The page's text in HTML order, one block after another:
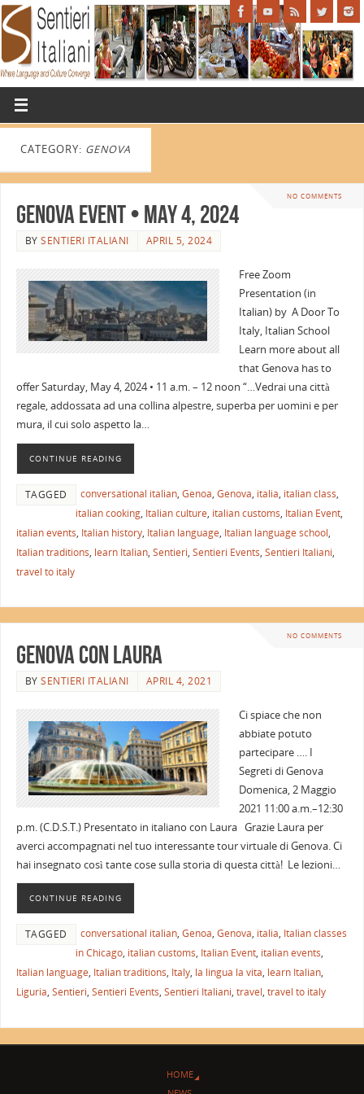
CATEGORY: GENOVA
NO COMMENTS
Genova Event • May 4, 2024
BYSENTIERI ITALIANI APRIL 5, 2024
Free Zoom
Presentation (in
Italian) by A Door To
Italy, Italian School
Learn more about all
that Genova has to
offer Saturday, May 4, 2024 • 11 a.m. – 12 noon “…Vedrai una città
regale, addossata ad una collina alpestre, superba per uomini e per
mura, il cui solo aspetto la…
CONTINUE READING
TAGGED conversational italian, Genoa, Genova, italia, italian class,
italian cooking, Italian culture, italian customs, Italian Event,
italian events, Italian history, Italian language, Italian language school,
Italian traditions, learn Italian, Sentieri, Sentieri Events, Sentieri Italiani,
travel to italy
NO COMMENTS
Genova con Laura
BYSENTIERI ITALIANI APRIL 4, 2021
Ci spiace che non
abbiate potuto
partecipare …. I
Segreti di Genova
Domenica, 2 Maggio
2021 11:00 a.m.–12:30
p.m. (C.D.S.T.) Presentato in italiano con Laura Grazie Laura per
averci accompagnati nel tuo interessante tour virtuale di Genova. Ci
hai insegnato così tante cose sulla storia di questa città! Le lezioni…
CONTINUE READING
TAGGED conversational italian, Genoa, Genova, italia, Italian classes
in Chicago, italian customs, Italian Event, italian events,
Italian language, Italian traditions, Italy, la lingua la vita, learn Italian,
Liguria, Sentieri, Sentieri Events, Sentieri Italiani, travel, travel to italy
HOME